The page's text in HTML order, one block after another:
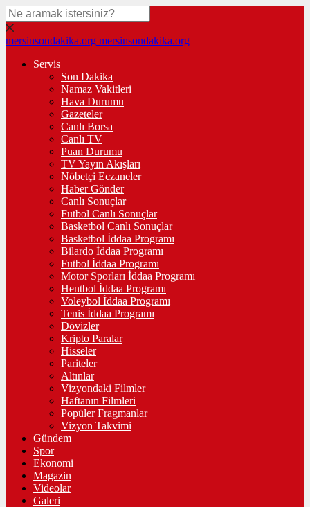
mersinsondakika.org mersinsondakika.org
Servis
Son Dakika
Namaz Vakitleri
Hava Durumu
Gazeteler
Canlı Borsa
Canlı TV
Puan Durumu
TV Yayın Akışları
Nöbetçi Eczaneler
Haber Gönder
Canlı Sonuçlar
Futbol Canlı Sonuçlar
Basketbol Canlı Sonuçlar
Basketbol İddaa Programı
Bilardo İddaa Programı
Futbol İddaa Programı
Motor Sporları İddaa Programı
Hentbol İddaa Programı
Voleybol İddaa Programı
Tenis İddaa Programı
Dövizler
Kripto Paralar
Hisseler
Pariteler
Altınlar
Vizyondaki Filmler
Haftanın Filmleri
Popüler Fragmanlar
Vizyon Takvimi
Gündem
Spor
Ekonomi
Magazin
Videolar
Galeri